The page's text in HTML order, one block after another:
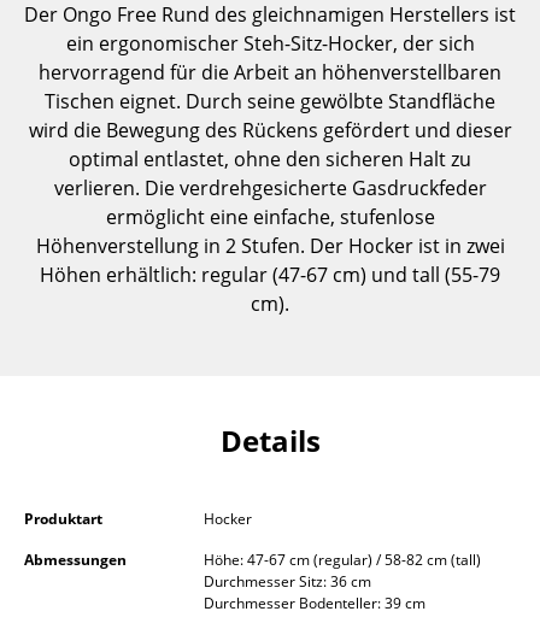
Servierwagen
Einzelteile
... alle Tische
Aufbewahren
Regale & Schränke
Bücherregale
Barmöbel
Garderoben
Kleinaufbewahrung
Der Ongo Free Rund des gleichnamigen Herstellers ist
ein ergonomischer Steh-Sitz-Hocker, der sich
hervorragend für die Arbeit an höhenverstellbaren
Tischen eignet. Durch seine gewölbte Standfläche
wird die Bewegung des Rückens gefördert und dieser
optimal entlastet, ohne den sicheren Halt zu
verlieren. Die verdrehgesicherte Gasdruckfeder
ermöglicht eine einfache, stufenlose
Höhenverstellung in 2 Stufen. Der Hocker ist in zwei
Höhen erhältlich: regular (47-67 cm) und tall (55-79
cm).
Details
Produktart
Hocker
Abmessungen
Höhe: 47-67 cm (regular) / 58-82 cm (tall)
Durchmesser Sitz: 36 cm
Durchmesser Bodenteller: 39 cm